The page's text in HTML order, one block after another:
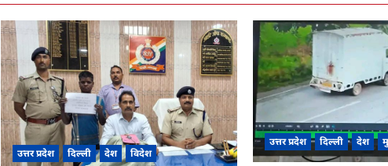
उत्तर प्रदेश दिल्ली देश विदेश
उत्तर प्रदेश दिल्ली देश